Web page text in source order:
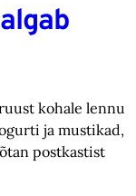
kohale
ja mustikad,
postkastist